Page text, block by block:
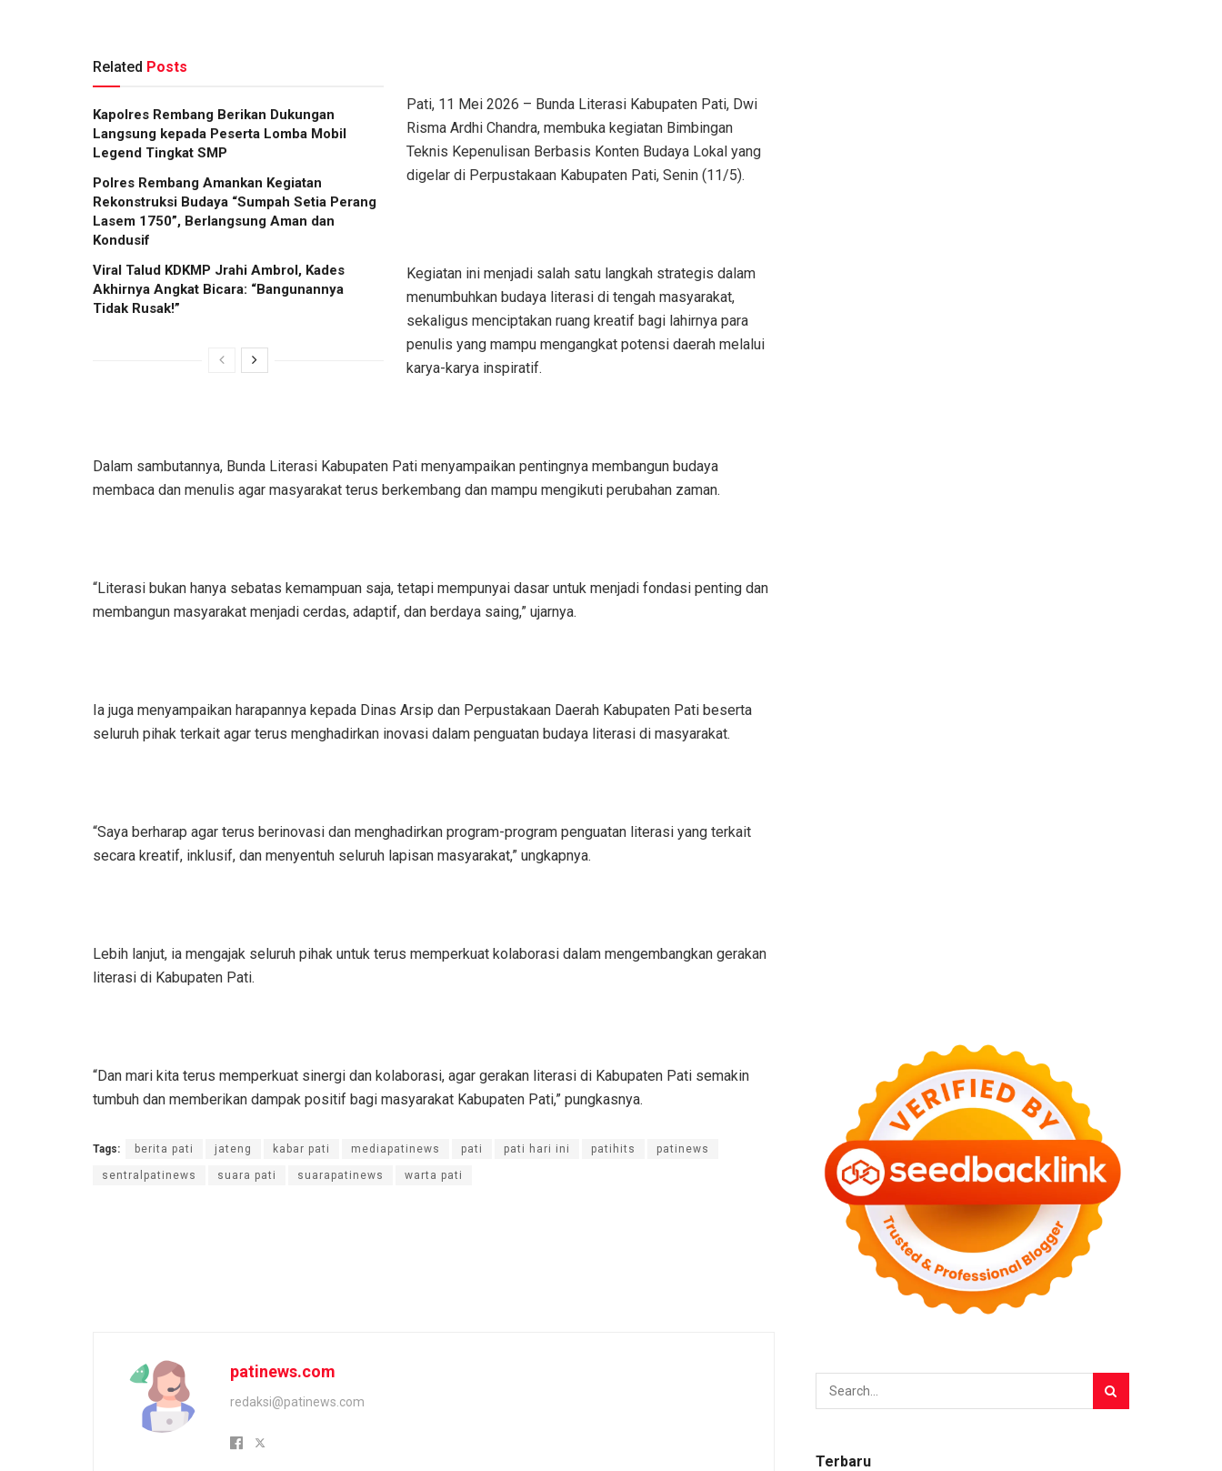
Related Posts
Kapolres Rembang Berikan Dukungan
Langsung kepada Peserta Lomba Mobil
Legend Tingkat SMP
Polres Rembang Amankan Kegiatan
Rekonstruksi Budaya “Sumpah Setia Perang
Lasem 1750”, Berlangsung Aman dan
Kondusif
Viral Talud KDKMP Jrahi Ambrol, Kades
Akhirnya Angkat Bicara: “Bangunannya
Tidak Rusak!”
Pati, 11 Mei 2026 – Bunda Literasi Kabupaten Pati, Dwi
Risma Ardhi Chandra, membuka kegiatan Bimbingan
Teknis Kepenulisan Berbasis Konten Budaya Lokal yang
digelar di Perpustakaan Kabupaten Pati, Senin (11/5).
Kegiatan ini menjadi salah satu langkah strategis dalam
menumbuhkan budaya literasi di tengah masyarakat,
sekaligus menciptakan ruang kreatif bagi lahirnya para
penulis yang mampu mengangkat potensi daerah melalui
karya-karya inspiratif.
Dalam sambutannya, Bunda Literasi Kabupaten Pati menyampaikan pentingnya membangun budaya
membaca dan menulis agar masyarakat terus berkembang dan mampu mengikuti perubahan zaman.
“Literasi bukan hanya sebatas kemampuan saja, tetapi mempunyai dasar untuk menjadi fondasi penting dan
membangun masyarakat menjadi cerdas, adaptif, dan berdaya saing,” ujarnya.
Ia juga menyampaikan harapannya kepada Dinas Arsip dan Perpustakaan Daerah Kabupaten Pati beserta
seluruh pihak terkait agar terus menghadirkan inovasi dalam penguatan budaya literasi di masyarakat.
“Saya berharap agar terus berinovasi dan menghadirkan program-program penguatan literasi yang terkait
secara kreatif, inklusif, dan menyentuh seluruh lapisan masyarakat,” ungkapnya.
Lebih lanjut, ia mengajak seluruh pihak untuk terus memperkuat kolaborasi dalam mengembangkan gerakan
literasi di Kabupaten Pati.
“Dan mari kita terus memperkuat sinergi dan kolaborasi, agar gerakan literasi di Kabupaten Pati semakin
tumbuh dan memberikan dampak positif bagi masyarakat Kabupaten Pati,” pungkasnya.
Tags: berita pati jateng kabar pati mediapatinews pati pati hari ini patihits patinews
sentralpatinews suara pati suarapatinews warta pati
patinews.com
redaksi@patinews.com
Terbaru